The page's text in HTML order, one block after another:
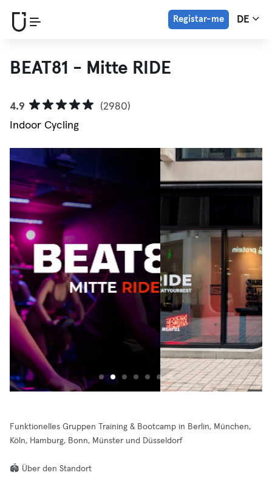
Registar-me DE
BEAT81 - Mitte RIDE
4.9
(2980)
Indoor Cycling
Funktionelles Gruppen Training & Bootcamp in Berlin, München,
Köln, Hamburg, Bonn, Münster und Düsseldorf
🏟️ Über den Standort